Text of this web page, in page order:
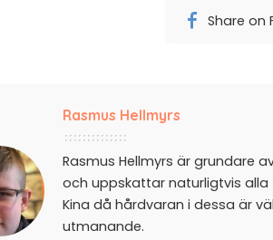
Share on
Rasmus Hellmyrs
Rasmus Hellmyrs är grundare
och uppskattar naturligtvis
Kina då hårdvaran i dessa är
utmanande.